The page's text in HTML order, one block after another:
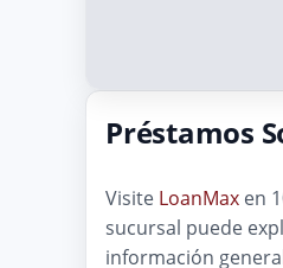
Préstamos
Visite LoanMax en
sucursal puede
información